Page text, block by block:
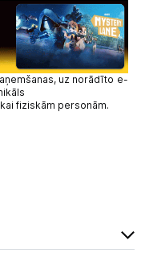
uz norādīto e-
fiziskām personām.